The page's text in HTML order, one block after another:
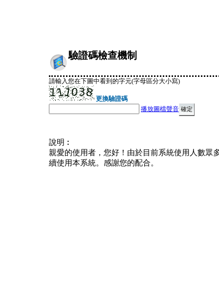
驗證碼檢查機制
請輸入您在下圖中看到的字元(字母區分大小寫)
更換驗證碼
播放圖檔聲音
說明︰
親愛的使用者，您好！由於目前系統使用人數眾
續使用本系統。感謝您的配合。